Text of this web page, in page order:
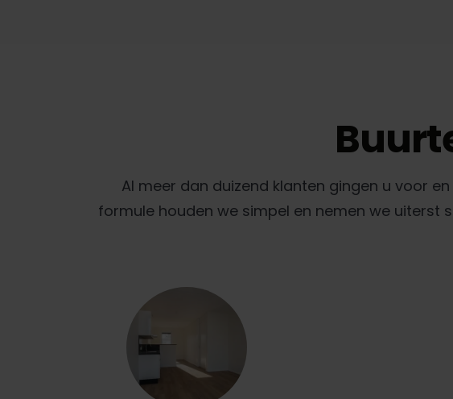
Al meer dan duizend klanten gingen u voor
formule houden we simpel en nemen we uiterst